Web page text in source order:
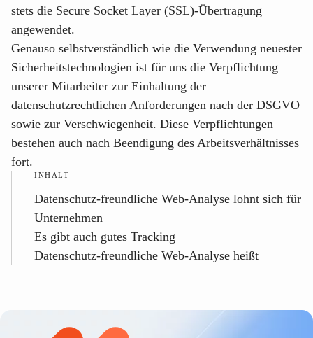
stets die Secure Socket Layer (SSL)-Übertragung
angewendet.
Genauso selbstverständlich wie die Verwendung neuester
Sicherheitstechnologien ist für uns die Verpflichtung
unserer Mitarbeiter zur Einhaltung der
datenschutzrechtlichen Anforderungen nach der DSGVO
sowie zur Verschwiegenheit. Diese Verpflichtungen
bestehen auch nach Beendigung des Arbeitsverhältnisses
fort.
INHALT
Datenschutz-freundliche Web-Analyse lohnt sich für
Unternehmen
Es gibt auch gutes Tracking
Datenschutz-freundliche Web-Analyse heißt